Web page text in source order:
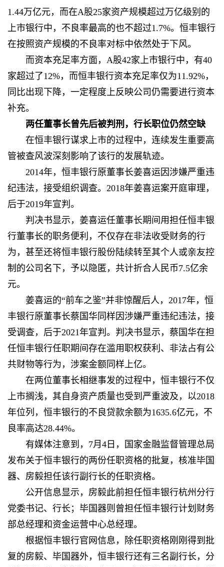
1.44万亿元，而在A股25家资产规模超过万亿级别的
上市银行中，不良率最高的也不超过1.7%。恒丰银行
在按照资产规模的不良率对标中依然处于下风。
而资本充足率方面，A股42家上市银行中，有40
家超过了12%，而恒丰银行资本充足率仅为11.92%，
同比出现下降，一定程度上反映公司仍需要进行资本
补充。
两任董事长曾先后被判刑，行长职位仍然空缺
在恒丰银行谋求上市的过程中，连续发生重要高
管被查风波深刻影响了该行的发展轨迹。
2014年，恒丰银行原董事长姜喜运因涉嫌严重违
纪违法，接受组织调查。2018年姜喜运案开庭审理，
后于2019年宣判。
判决书显示，姜喜运任董事长期间用担任恒丰银
行董事长的职务便利，不仅存在非法收受财务的行
为，甚至还将恒丰银行股份陆续转至其个人或亲友控
制的公司名下，予以隐匿，共计折合人民币7.5亿余
元。
姜喜运的“前车之鉴”并非惊醒后人，2017年，恒
丰银行原董事长蔡国华同样因涉嫌严重违纪违法，接
受调查，后于2021年宣判。判决书显示，蔡国华在担
任恒丰银行任职期间存在滥用职权获利、非法占有公
共财物等行为，涉案金额同样上亿。
在两位董事长相继事发的过程中，恒丰银行不仅
上市搁浅，其自身资产质量也受到严重波及，以2018
年位列，恒丰银行的不良贷款余额为1635.6亿元，不
良率高达28.44%。
有媒体注意到，7月4日，国家金融监督管理总局
发布关于恒丰银行的两份任职资格的批复，核准毕国
器、房毅担任该行副行长的任职资格。
公开信息显示，房毅此前担任恒丰银行杭州分行
党委书记、行长；毕国器则曾担任恒丰银行计划财务
部总经理和资金运营中心总经理。
根据恒丰银行官网信息，除任职资格刚刚得到批
复的房毅、毕国器外，恒丰银行还有三名副行长，分